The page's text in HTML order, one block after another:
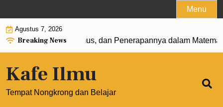
to
content
Menu
Agustus 7, 2026
Breaking News
Pengertian, Rumus, dan Penerapannya dalam Matematika
Kafe Ilmu
Tempat Nongkrong dan Belajar